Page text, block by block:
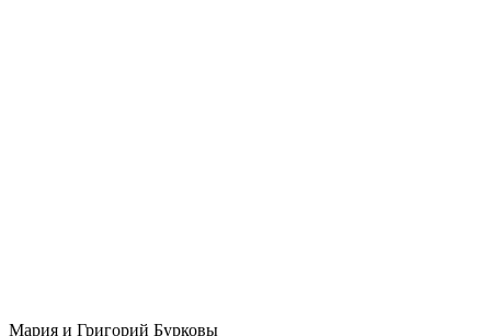
Мария и Григорий Бурковы